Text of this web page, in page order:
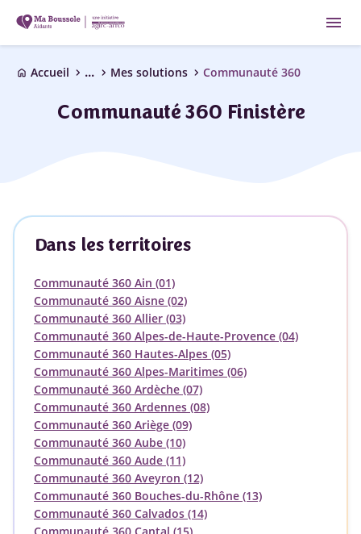
menu
home Accueil chevron_right ... chevron_right Mes solutions chevron_right Communauté 360
Communauté 360 Finistère
Dans les territoires
Communauté 360 Ain (01)
Communauté 360 Aisne (02)
Communauté 360 Allier (03)
Communauté 360 Alpes-de-Haute-Provence (04)
Communauté 360 Hautes-Alpes (05)
Communauté 360 Alpes-Maritimes (06)
Communauté 360 Ardèche (07)
Communauté 360 Ardennes (08)
Communauté 360 Ariège (09)
Communauté 360 Aube (10)
Communauté 360 Aude (11)
Communauté 360 Aveyron (12)
Communauté 360 Bouches-du-Rhône (13)
Communauté 360 Calvados (14)